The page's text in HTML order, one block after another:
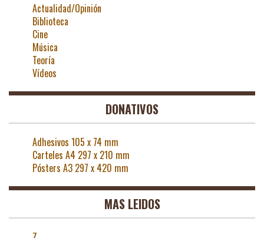
Actualidad/Opinión
Biblioteca
Cine
Música
Teoría
Vídeos
DONATIVOS
Adhesivos 105 x 74 mm
Carteles A4 297 x 210 mm
Pósters A3 297 x 420 mm
MAS LEIDOS